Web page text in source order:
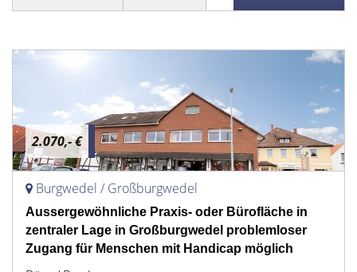
2.070,- €
Burgwedel / Großburgwedel
Aussergewöhnliche Praxis- oder Bürofläche in
zentraler Lage in Großburgwedel problemloser
Zugang für Menschen mit Handicap möglich